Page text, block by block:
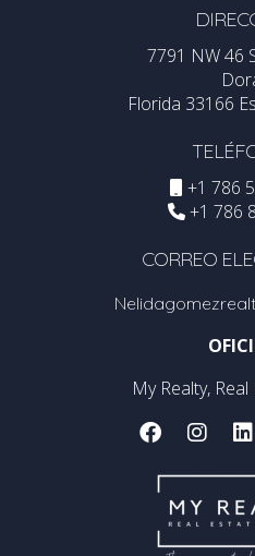
7791 NW 46
Florida 33166
+1 786
+1 786
CORREO
My Realty,